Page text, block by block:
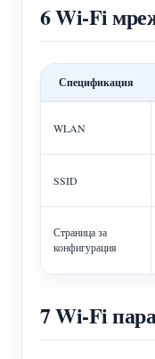
6 Wi-Fi
Спецификация
WLAN
SSID
Страница за
конфигурация
7 Wi-Fi